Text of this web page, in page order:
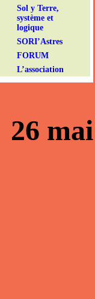
Sol y Terre,
système et
logique
SORI’Astres
FORUM
L’association
26